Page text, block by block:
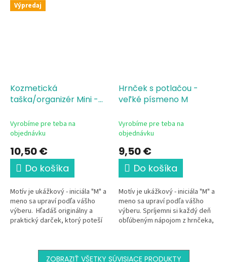
Výpredaj
Kozmetická
taška/organizér Mini -
M
Vyrobíme pre teba na
objednávku
10,50 €
Do košíka
Motív je ukážkový - iniciála "M" a
meno sa upraví podľa vášho
výberu. Hľadáš originálny a
praktický darček, ktorý poteší
Hrnček s potlačou -
veľké písmeno M
Vyrobíme pre teba na
objednávku
9,50 €
Do košíka
Motív je ukážkový - iniciála "M" a
meno sa upraví podľa vášho
výberu. Spríjemni si každý deň
obľúbeným nápojom z hrnčeka,
ZOBRAZIŤ VŠETKY SÚVISIACE PRODUKTY